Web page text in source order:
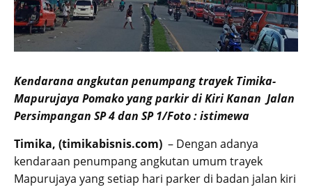
Kendarana angkutan penumpang trayek Timika-
Mapurujaya Pomako yang parkir di Kiri Kanan Jalan
Persimpangan SP 4 dan SP 1/Foto : istimewa
Timika, (timikabisnis.com) – Dengan adanya
kendaraan penumpang angkutan umum trayek
Mapurujaya yang setiap hari parker di badan jalan kiri